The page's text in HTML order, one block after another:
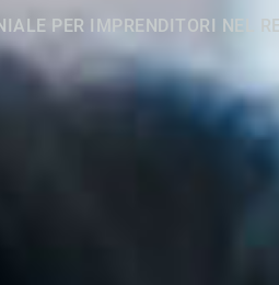
PER IMPRENDITORI NEL